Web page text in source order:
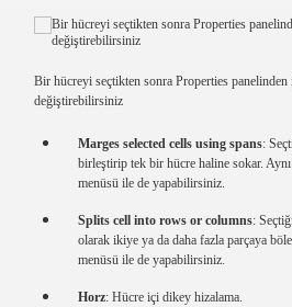
Bir hücreyi seçtikten sonra Properties
değiştirebilirsiniz
Marges selected cells using spans:
birleştirip tek bir hücre haline sokar.
menüsü ile de yapabilirsiniz.
Splits cell into rows or columns:
olarak ikiye ya da daha fazla parçaya
menüsü ile de yapabilirsiniz.
Horz: Hücre içi dikey hizalama.